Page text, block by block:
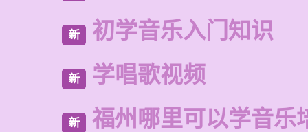
新 初学音乐入门知识
新 学唱歌视频
新 福州哪里可以学音乐